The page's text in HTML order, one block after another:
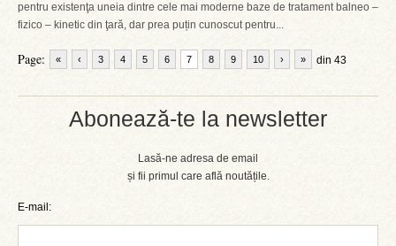
Abonează-te la newsletter
Lasă-ne adresa de email
și fii primul care află noutățile.
E-mail:
pentru existenţa uneia dintre cele mai moderne baze de tratament balneo –
fizico – kinetic din ţară, dar prea puțin cunoscut pentru...
Page: « ‹ 3 4 5 6 7 8 9 10 din 43
› »